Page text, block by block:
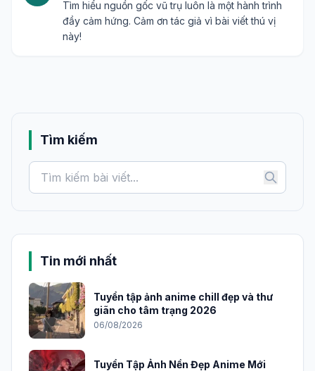
Tìm hiểu nguồn gốc vũ trụ luôn là một hành trình
đầy cảm hứng. Cảm ơn tác giả vì bài viết thú vị
này!
Tìm kiếm
Tin mới nhất
Tuyển tập ảnh anime chill đẹp và thư
giãn cho tâm trạng 2026
06/08/2026
Tuyển Tập Ảnh Nền Đẹp Anime Mới